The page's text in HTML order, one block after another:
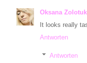
Oksana
It looks really
Antworten
Antworten